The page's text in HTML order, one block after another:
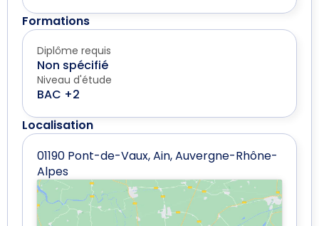
Formations
Diplôme requis
Non spécifié
Niveau d'étude
BAC +2
Localisation
01190 Pont-de-Vaux, Ain, Auvergne-Rhône-
Alpes